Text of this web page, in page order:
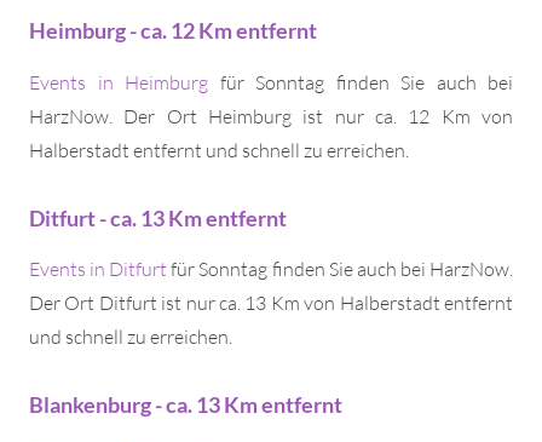
Heimburg - ca. 12 Km entfernt
Events in Heimburg für Sonntag finden Sie auch bei
HarzNow. Der Ort Heimburg ist nur ca. 12 Km von
Halberstadt entfernt und schnell zu erreichen.
Ditfurt - ca. 13 Km entfernt
Events in Ditfurt für Sonntag finden Sie auch bei HarzNow.
Der Ort Ditfurt ist nur ca. 13 Km von Halberstadt entfernt
und schnell zu erreichen.
Blankenburg - ca. 13 Km entfernt